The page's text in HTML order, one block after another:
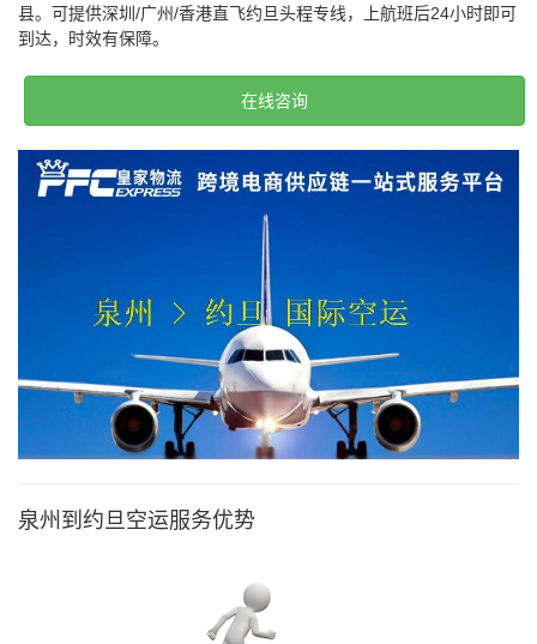
县。可提供深圳/广州/香港直飞约旦头程专线，上航班后24小时即可
到达，时效有保障。
在线咨询
泉州到约旦空运服务优势